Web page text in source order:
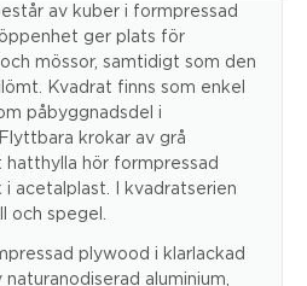
av kuber i formpressad
ger plats för
mössor, samtidigt som den
Kvadrat finns som enkel
påbyggnadsdel i
krokar av grå
hör formpressad
acetalplast. I kvadratserien
och spegel.
plywood i klarlackad
aluminium,